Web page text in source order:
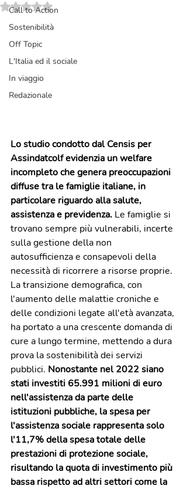
Call to Action
Sostenibilità
Off Topic
L'Italia ed il sociale
In viaggio
Redazionale
Valutazione NaN stelle su 5.
Lo studio condotto dal Censis per
Assindatcolf evidenzia un welfare
incompleto che genera preoccupazioni
diffuse tra le famiglie italiane, in
particolare riguardo alla salute,
assistenza e previdenza. Le famiglie si
trovano sempre più vulnerabili, incerte
sulla gestione della non
autosufficienza e consapevoli della
necessità di ricorrere a risorse proprie.
La transizione demografica, con
l'aumento delle malattie croniche e
delle condizioni legate all'età avanzata,
ha portato a una crescente domanda di
cure a lungo termine, mettendo a dura
prova la sostenibilità dei servizi
pubblici. Nonostante nel 2022 siano
stati investiti 65.991 milioni di euro
nell'assistenza da parte delle
istituzioni pubbliche, la spesa per
l'assistenza sociale rappresenta solo
l'11,7% della spesa totale delle
prestazioni di protezione sociale,
risultando la quota di investimento più
bassa rispetto ad altri settori come la